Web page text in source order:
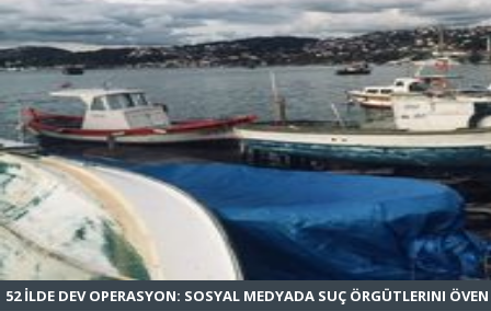
52 İLDE DEV OPERASYON: SOSYAL MEDYADA SUÇ ÖRGÜTLERINI